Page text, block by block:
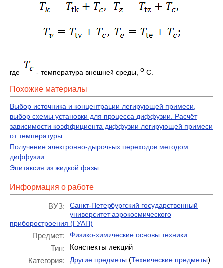
где - температура внешней среды, о С.
Похожие материалы
Выбор источника и концентрации легирующей примеси,
выбор схемы установки для процесса диффузии. Расчёт
зависимости коэффициента диффузии легирующей примеси
от температуры
Получение электронно-дырочных переходов методом
диффузии
Эпитаксия из жидкой фазы
Информация о работе
ВУЗ:
Санкт-Петербургский государственный
университет аэрокосмического
приборостроения (ГУАП)
Предмет: Физико-химические основы техники
Тип:
Конспекты лекций
Категория:
Другие предметы (Технические предметы)